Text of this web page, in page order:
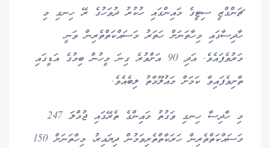
ޗަންގްޒީ ސިޓީގެ މައިންގައި ހުކުރު ދުވަހުގެ ރޭ ހިނގި މި
ހާދިސާގައި މިހާތަނަށް ހަތަރު މަސައްކަތްތެރިން ވަނީ
މަރުވެފައެވެ. އަދި 90 އަށްވުރެ ގިނަ މީހުން ބިމުގެ އަޑީގައި
ތާށިވެފައިވާ ކަމަށް މައުލޫމާތު ލިބެއެވެ.
މި ހާދިސާ ހިނގި ވަގުތު މައިންގެ ތެރޭގައި ޖުމްލަ 247
މަސައްކަތްތެރިން ހަރަކާތްތެރިވަމުން ދިޔައިރު، މިހާތަނަށް 150